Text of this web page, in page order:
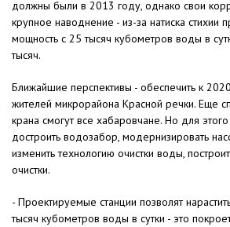
должны были в 2013 году, однако свои
крупное наводнение - из-за натиска стихии
мощность с 25 тысяч кубометров воды в
тысяч.
Ближайшие перспективы - обеспечить к
жителей микрорайона Красной речки. Еще
крана смогут все хабаровчане. Но для
достроить водозабор, модернизировать
изменить технологию очистки воды,
очистки.
- Проектируемые станции позволят
тысяч кубометров воды в сутки - это